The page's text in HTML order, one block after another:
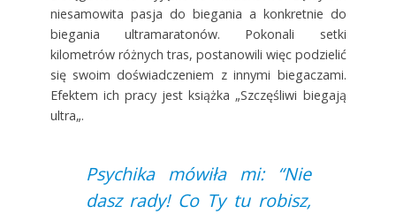
niesamowita pasja do biegania a konkretnie do
biegania ultramaratonów. Pokonali setki
kilometrów różnych tras, postanowili więc podzielić
się swoim doświadczeniem z innymi biegaczami.
Efektem ich pracy jest książka „Szczęśliwi biegają
ultra„.
Psychika mówiła mi: “Nie
dasz rady! Co Ty tu robisz,